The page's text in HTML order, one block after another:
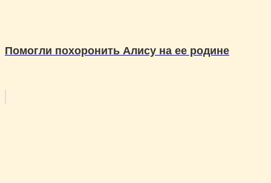
Помогли похоронить Алису на ее родине